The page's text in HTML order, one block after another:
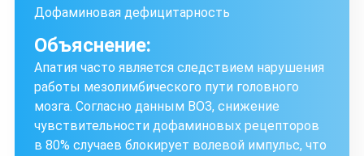
Дофаминовая дефицитарность
Объяснение:
Апатия часто является следствием нарушения
работы мезолимбического пути головного
мозга. Согласно данным ВОЗ, снижение
чувствительности дофаминовых рецепторов
в 80% случаев блокирует волевой импульс, что